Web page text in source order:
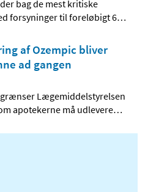
bag de mest kritiske
forsyninger til foreløbigt 6…
af Ozempic bliver
ad gangen
Lægemiddelstyrelsen
apotekerne må udlevere…